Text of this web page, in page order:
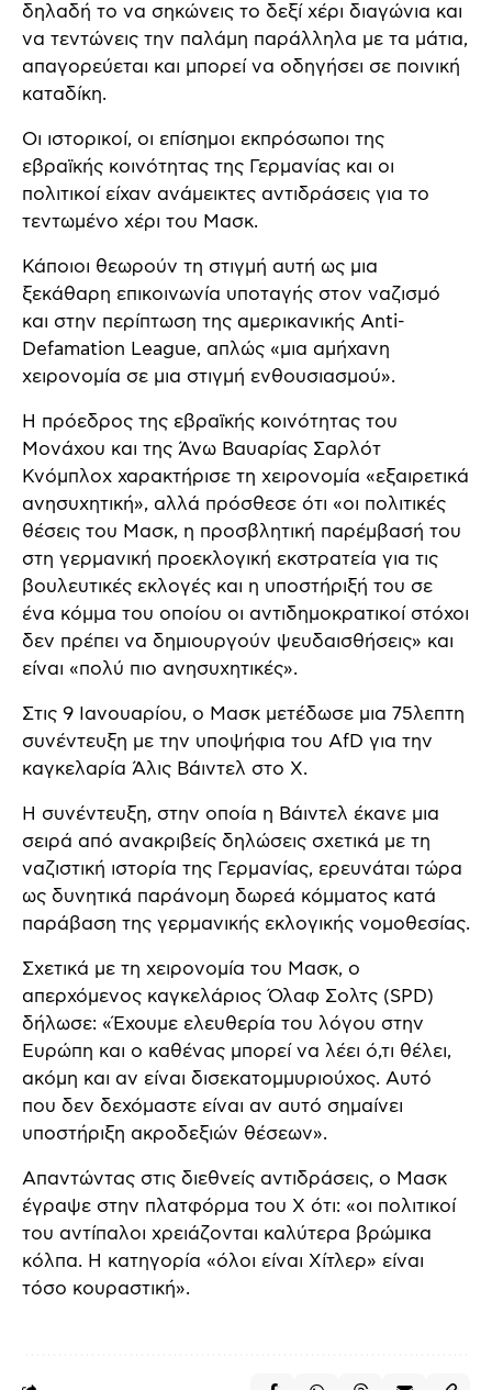
δηλαδή το να σηκώνεις το δεξί χέρι διαγώνια και
να τεντώνεις την παλάμη παράλληλα με τα μάτια,
απαγορεύεται και μπορεί να οδηγήσει σε ποινική
καταδίκη.
Οι ιστορικοί, οι επίσημοι εκπρόσωποι της
εβραϊκής κοινότητας της Γερμανίας και οι
πολιτικοί είχαν ανάμεικτες αντιδράσεις για το
τεντωμένο χέρι του Μασκ.
Κάποιοι θεωρούν τη στιγμή αυτή ως μια
ξεκάθαρη επικοινωνία υποταγής στον ναζισμό
και στην περίπτωση της αμερικανικής Anti-
Defamation League, απλώς «μια αμήχανη
χειρονομία σε μια στιγμή ενθουσιασμού».
Η πρόεδρος της εβραϊκής κοινότητας του
Μονάχου και της Άνω Βαυαρίας Σαρλότ
Κνόμπλοχ χαρακτήρισε τη χειρονομία «εξαιρετικά
ανησυχητική», αλλά πρόσθεσε ότι «οι πολιτικές
θέσεις του Μασκ, η προσβλητική παρέμβασή του
στη γερμανική προεκλογική εκστρατεία για τις
βουλευτικές εκλογές και η υποστήριξή του σε
ένα κόμμα του οποίου οι αντιδημοκρατικοί στόχοι
δεν πρέπει να δημιουργούν ψευδαισθήσεις» και
είναι «πολύ πιο ανησυχητικές».
Στις 9 Ιανουαρίου, ο Μασκ μετέδωσε μια 75λεπτη
συνέντευξη με την υποψήφια του AfD για την
καγκελαρία Άλις Βάιντελ στο X.
Η συνέντευξη, στην οποία η Βάιντελ έκανε μια
σειρά από ανακριβείς δηλώσεις σχετικά με τη
ναζιστική ιστορία της Γερμανίας, ερευνάται τώρα
ως δυνητικά παράνομη δωρεά κόμματος κατά
παράβαση της γερμανικής εκλογικής νομοθεσίας.
Σχετικά με τη χειρονομία του Μασκ, ο
απερχόμενος καγκελάριος Όλαφ Σολτς (SPD)
δήλωσε: «Έχουμε ελευθερία του λόγου στην
Ευρώπη και ο καθένας μπορεί να λέει ό,τι θέλει,
ακόμη και αν είναι δισεκατομμυριούχος. Αυτό
που δεν δεχόμαστε είναι αν αυτό σημαίνει
υποστήριξη ακροδεξιών θέσεων».
Απαντώντας στις διεθνείς αντιδράσεις, ο Μασκ
έγραψε στην πλατφόρμα του X ότι: «οι πολιτικοί
του αντίπαλοι χρειάζονται καλύτερα βρώμικα
κόλπα. Η κατηγορία «όλοι είναι Χίτλερ» είναι
τόσο κουραστική».